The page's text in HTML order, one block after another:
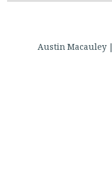
| Austin Macauley |